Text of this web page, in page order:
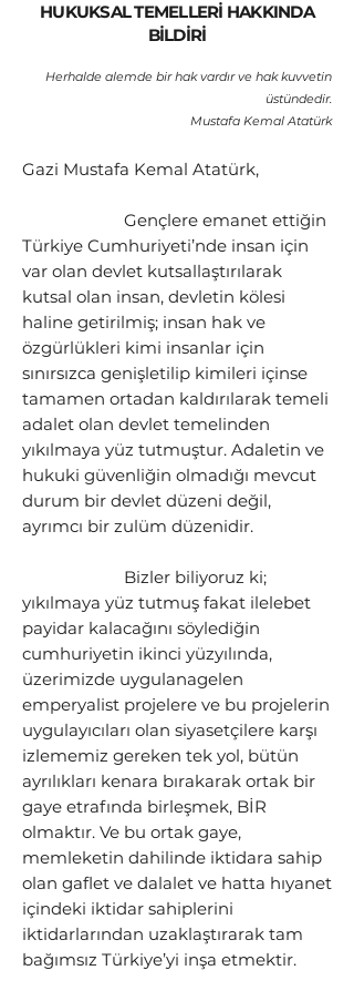
HUKUKSAL TEMELLERİ HAKKINDA
BİLDİRİ
Herhalde alemde bir hak vardır ve hak kuvvetin
üstündedir.
Mustafa Kemal Atatürk
Gazi Mustafa Kemal Atatürk,
Gençlere emanet ettiğin
Türkiye Cumhuriyeti’nde insan için
var olan devlet kutsallaştırılarak
kutsal olan insan, devletin kölesi
haline getirilmiş; insan hak ve
özgürlükleri kimi insanlar için
sınırsızca genişletilip kimileri içinse
tamamen ortadan kaldırılarak temeli
adalet olan devlet temelinden
yıkılmaya yüz tutmuştur. Adaletin ve
hukuki güvenliğin olmadığı mevcut
durum bir devlet düzeni değil,
ayrımcı bir zulüm düzenidir.
Bizler biliyoruz ki;
yıkılmaya yüz tutmuş fakat ilelebet
payidar kalacağını söylediğin
cumhuriyetin ikinci yüzyılında,
üzerimizde uygulanagelen
emperyalist projelere ve bu projelerin
uygulayıcıları olan siyasetçilere karşı
izlememiz gereken tek yol, bütün
ayrılıkları kenara bırakarak ortak bir
gaye etrafında birleşmek, BİR
olmaktır. Ve bu ortak gaye,
memleketin dahilinde iktidara sahip
olan gaflet ve dalalet ve hatta hıyanet
içindeki iktidar sahiplerini
iktidarlarından uzaklaştırarak tam
bağımsız Türkiye’yi inşa etmektir.